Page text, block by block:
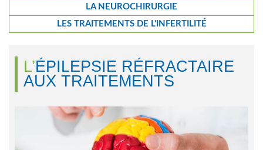
LA NEUROCHIRURGIE
LES TRAITEMENTS DE L'INFERTILITÉ
L’ÉPILEPSIE RÉFRACTAIRE
AUX TRAITEMENTS